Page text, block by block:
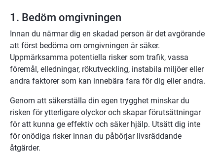
1. Bedöm omgivningen
Innan du närmar dig en skadad person är det avgörande
att först bedöma om omgivningen är säker.
Uppmärksamma potentiella risker som trafik, vassa
föremål, elledningar, rökutveckling, instabila miljöer eller
andra faktorer som kan innebära fara för dig eller andra.
Genom att säkerställa din egen trygghet minskar du
risken för ytterligare olyckor och skapar förutsättningar
för att kunna ge effektiv och säker hjälp. Utsätt dig inte
för onödiga risker innan du påbörjar livsräddande
åtgärder.